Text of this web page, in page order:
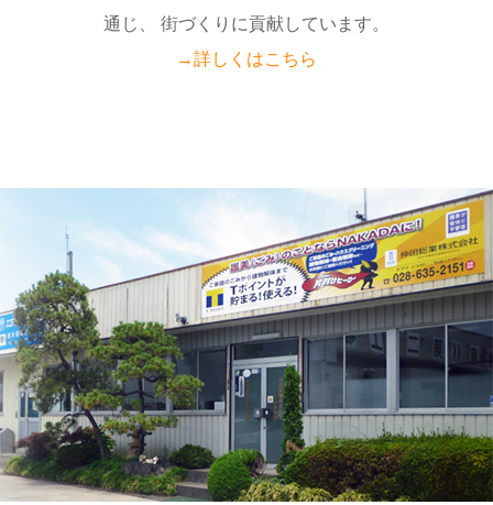
通じ、
街づくりに貢献しています。
→詳しくはこちら